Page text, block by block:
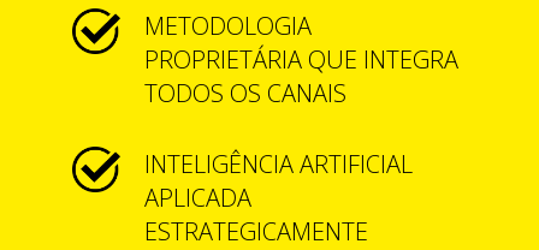
METODOLOGIA
PROPRIETÁRIA QUE INTEGRA
TODOS OS CANAIS
INTELIGÊNCIA ARTIFICIAL
APLICADA
ESTRATEGICAMENTE